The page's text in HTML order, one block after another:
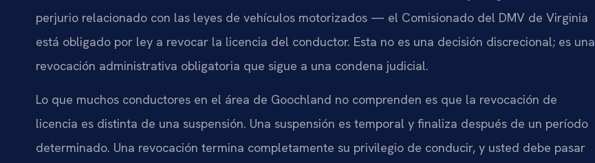
perjurio relacionado con las leyes de vehículos motorizados — el Comisionado del DMV de Virginia
está obligado por ley a revocar la licencia del conductor. Esta no es una decisión discrecional; es una
revocación administrativa obligatoria que sigue a una condena judicial.
Lo que muchos conductores en el área de Goochland no comprenden es que la revocación de
licencia es distinta de una suspensión. Una suspensión es temporal y finaliza después de un período
determinado. Una revocación termina completamente su privilegio de conducir, y usted debe pasar